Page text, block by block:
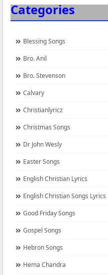
Categories
Blessing Songs
Bro. Anil
Bro. Stevenson
Calvary
Christianlyricz
Christmas Songs
Dr John Wesly
Easter Songs
English Christian Lyrics
English Christian Songs Lyrics
Good Friday Songs
Gospel Songs
Hebron Songs
Hema Chandra